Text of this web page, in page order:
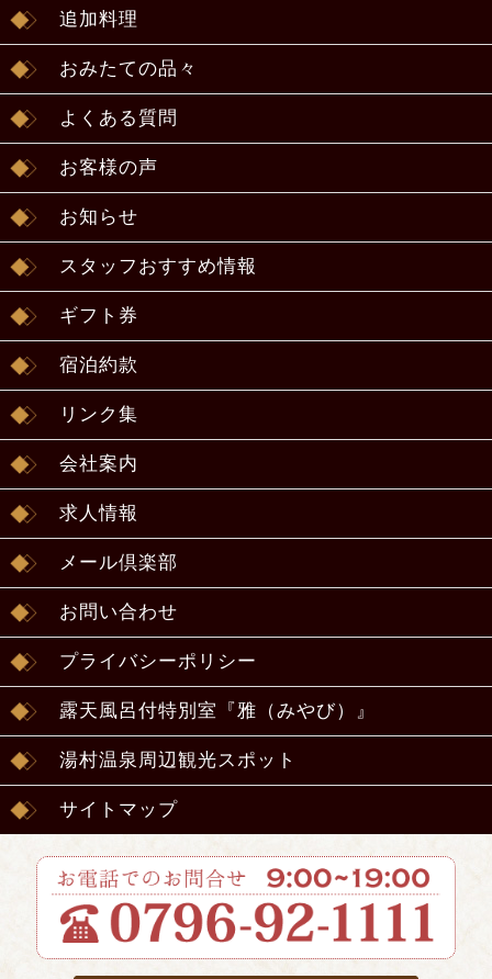
追加料理
おみたての品々
よくある質問
お客様の声
お知らせ
スタッフおすすめ情報
ギフト券
宿泊約款
リンク集
会社案内
求人情報
メール倶楽部
お問い合わせ
プライバシーポリシー
露天風呂付特別室『雅（みやび）』
湯村温泉周辺観光スポット
サイトマップ